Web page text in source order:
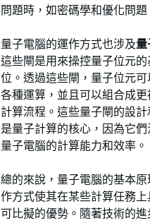
問題時，如密碼學和優化問題
量子電腦的運作方式也涉及量
這些閘是用來操控量子位元的
位。透過這些閘，量子位元可
各種運算，並且可以組合成更
計算流程。這些量子閘的設計
是量子計算的核心，因為它們
量子電腦的計算能力和效率。
總的來說，量子電腦的基本原
作方式使其在某些計算任務上
可比擬的優勢。隨著技術的進